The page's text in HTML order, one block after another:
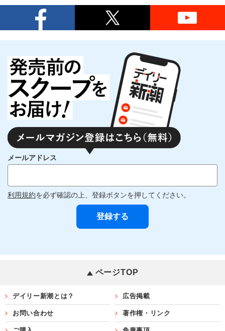
メールアドレス
利用規約を必ず確認の上、登録ボタンを押してください。
ページTOP
デイリー新潮とは？ 広告掲載
お問い合わせ 著作権・リンク